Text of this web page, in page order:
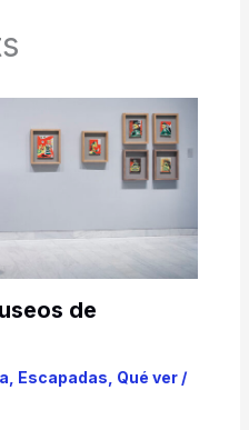
de
, Escapadas, Qué ver/